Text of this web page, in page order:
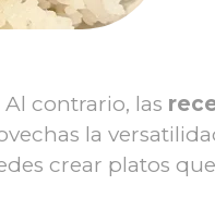
contrario, las
la
crear platos